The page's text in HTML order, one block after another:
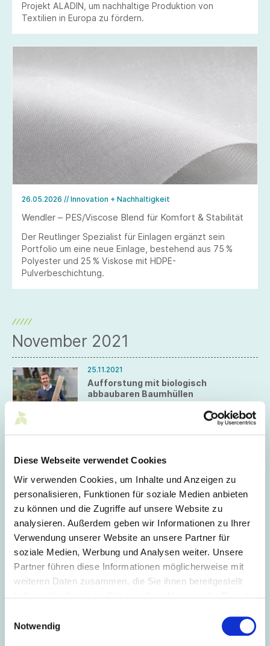
Diese Webseite verwendet Cookies
Wir verwenden Cookies, um Inhalte und Anzeigen zu
personalisieren, Funktionen für soziale Medien anbieten
zu können und die Zugriffe auf unsere Website zu
analysieren. Außerdem geben wir Informationen zu Ihrer
Verwendung unserer Website an unsere Partner für
soziale Medien, Werbung und Analysen weiter. Unsere
Partner führen diese Informationen möglicherweise mit
weiteren Daten zusammen, die Sie ihnen bereitgestellt
Notwendig
Projekt ALADIN, um nachhaltige Produktion von
Textilien in Europa zu fördern.
26.05.2026 // Innovation + Nachhaltigkeit
Wendler – PES/Viscose Blend für Komfort & Stabilität
Der Reutlinger Spezialist für Einlagen ergänzt sein
Portfolio um eine neue Einlage, bestehend aus 75 %
Polyester und 25 % Viskose mit HDPE-
Pulverbeschichtung.
November 2021
25.11.2021
Aufforstung mit biologisch
abbaubaren Baumhüllen
Faserforschung Denkendorf (DITF) haben
aus nachwachsenden Rohstoffen ein
18.11.2021
Weltraummissionen
Das neue SmartTex Shirt transferiert
mittels integrierter Sensoren
physiologische Daten von Astronautinnen
und Astronauten über ein drahtloses
Kommunikationsnetzwerk zur Erde.
Oktober 2021
Das Tübinger Unternehmen wurde für
seine Produktgruppe „Wirkungsvoll“ mit